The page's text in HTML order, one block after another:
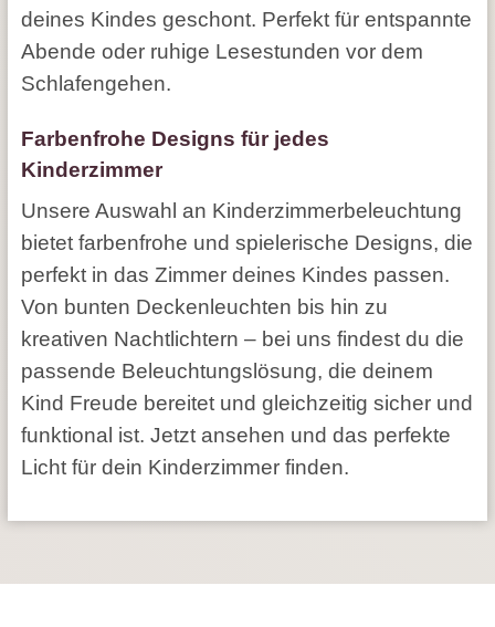
deines Kindes geschont. Perfekt für entspannte
Abende oder ruhige Lesestunden vor dem
Schlafengehen.
Farbenfrohe Designs für jedes
Kinderzimmer
Unsere Auswahl an Kinderzimmerbeleuchtung
bietet farbenfrohe und spielerische Designs, die
perfekt in das Zimmer deines Kindes passen.
Von bunten Deckenleuchten bis hin zu
kreativen Nachtlichtern – bei uns findest du die
passende Beleuchtungslösung, die deinem
Kind Freude bereitet und gleichzeitig sicher und
funktional ist. Jetzt ansehen und das perfekte
Licht für dein Kinderzimmer finden.